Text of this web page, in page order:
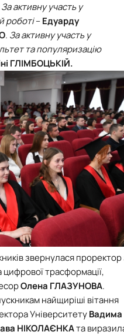
За активну участь у
роботі–Едуарду
. За активну участь у
та популяризацію
ГЛІМБОЦЬКІЙ.
звернуласяпроректор
цифрової трасформації,
Олена ГЛАЗУНОВА.
найщиріші вітання
УніверситетуВадима
НІКОЛАЄНКАта